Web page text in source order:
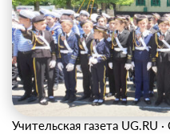
Учительская газета UG.RU ·